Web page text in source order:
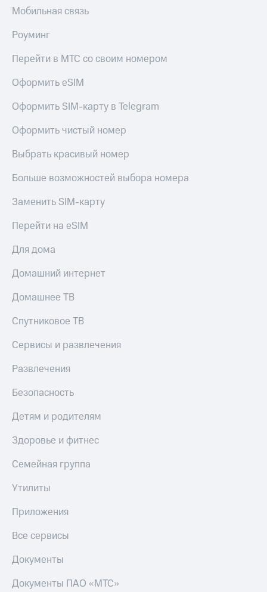
Мобильная связь
Роуминг
Перейти в МТС со своим номером
Оформить eSIM
Оформить SIM-карту в Telegram
Оформить чистый номер
Выбрать красивый номер
Больше возможностей выбора номера
Заменить SIM-карту
Перейти на eSIM
Для дома
Домашний интернет
Домашнее ТВ
Спутниковое ТВ
Сервисы и развлечения
Развлечения
Безопасность
Детям и родителям
Здоровье и фитнес
Семейная группа
Утилиты
Приложения
Все сервисы
Документы
Документы ПАО «МТС»